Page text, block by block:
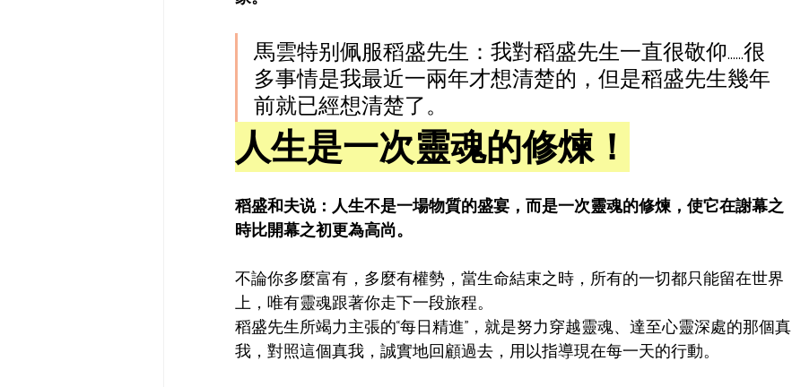
馬雲特别佩服稻盛先生：我對稻盛先生一直很敬仰......很
多事情是我最近一兩年才想清楚的，但是稻盛先生幾年
前就已經想清楚了。
人生是一次靈魂的修煉！
稻盛和夫说：人生不是一場物質的盛宴，而是一次靈魂的修煉，使它在謝幕之
時比開幕之初更為高尚。
不論你多麼富有，多麼有權勢，當生命結束之時，所有的一切都只能留在世界
上，唯有靈魂跟著你走下一段旅程。
稻盛先生所竭力主張的“每日精進”，就是努力穿越靈魂、達至心靈深處的那個真
我，對照這個真我，誠實地回顧過去，用以指導現在每一天的行動。